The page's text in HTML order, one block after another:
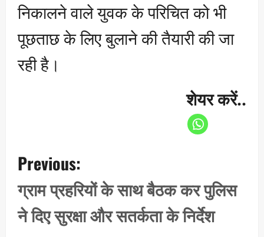
निकालने वाले युवक के परिचित को भी
पूछताछ के लिए बुलाने की तैयारी की जा
रही है।
शेयर करें..
o
s
n
Previous:
ग्राम प्रहरियों के साथ बैठक कर पुलिस
ने दिए सुरक्षा और सतर्कता के निर्देश